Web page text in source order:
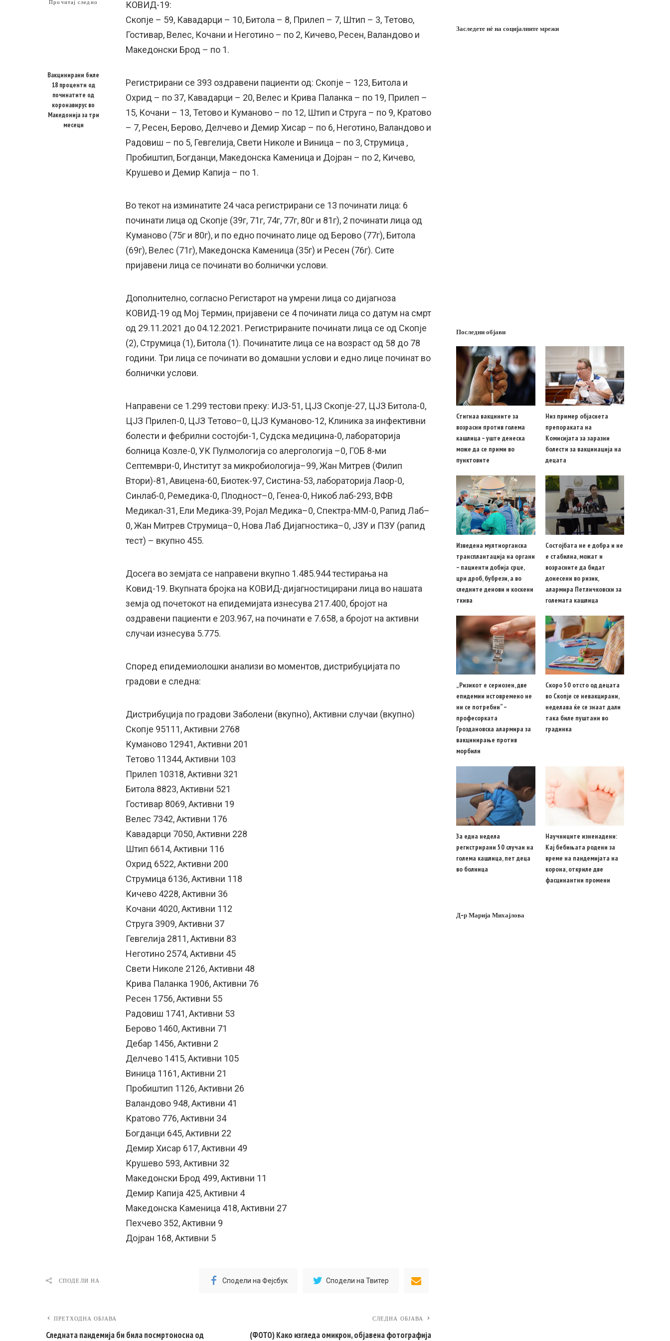
Прочитај следно
Вакцинирани биле
18 проценти од
починатите од
коронавирус во
Македонија за три
месеци
КОВИД-19:
Скопје – 59, Кавадарци – 10, Битола – 8, Прилеп – 7, Штип – 3, Тетово,
Гостивар, Велес, Кочани и Неготино – по 2, Кичево, Ресен, Валандово и
Македонски Брод – по 1.
Регистрирани сe 393 оздравени пациенти од: Скопје – 123, Битола и
Охрид – по 37, Кавадарци – 20, Велес и Крива Паланка – по 19, Прилеп –
15, Кочани – 13, Тетово и Куманово – по 12, Штип и Струга – по 9, Кратово
– 7, Ресен, Берово, Делчево и Демир Хисар – по 6, Неготино, Валандово и
Радовиш – по 5, Гевгелија, Свети Николе и Виница – по 3, Струмица ,
Пробиштип, Богданци, Македонска Каменица и Дојран – по 2, Кичево,
Крушево и Демир Капија – по 1.
Во текот на изминатите 24 часа регистрирани се 13 починати лица: 6
починати лица од Скопје (39г, 71г, 74г, 77г, 80г и 81г), 2 починати лица од
Куманово (75г и 80г), и по едно починато лице од Берово (77г), Битола
(69г), Велес (71г), Македонска Каменица (35г) и Ресен (76г). Сите
пријавени лица се починати во болнички услови.
Дополнително, согласно Регистарот на умрени лица со дијагноза
КОВИД-19 од Мој Термин, пријавени се 4 починати лица со датум на смрт
од 29.11.2021 до 04.12.2021. Регистрираните починати лица се од Скопје
(2), Струмица (1), Битола (1). Починатите лица се на возраст од 58 до 78
години. Три лица се починати во домашни услови и едно лице починат во
болнички услови.
Направени се 1.299 тестови преку: ИЈЗ-51, ЦЈЗ Скопје-27, ЦЈЗ Битола-0,
ЦЈЗ Прилеп-0, ЦЈЗ Тетово–0, ЦЈЗ Куманово-12, Клиника за инфективни
болести и фебрилни состојби-1, Судска медицина-0, лабораторија
болница Козле-0, УК Пулмологија со алергологија –0, ГОБ 8-ми
Септември-0, Институт за микробиологија–99, Жан Митрев (Филип
Втори)-81, Авицена-60, Биотек-97, Систина-53, лабораторија Лаор-0,
Синлаб-0, Ремедика-0, Плодност–0, Генеа-0, Никоб лаб-293, ВФВ
Медикал-31, Ели Медика-39, Ројал Медика–0, Спектра-ММ-0, Рапид Лаб–
0, Жан Митрев Струмица–0, Нова Лаб Дијагностика–0, ЈЗУ и ПЗУ (рапид
тест) – вкупно 455.
Досега во земјата се направени вкупно 1.485.944 тестирања на
Ковид-19. Вкупната бројка на КОВИД-дијагностицирани лица во нашата
земја од почетокот на епидемијата изнесува 217.400, бројот на
оздравени пациенти е 203.967, на починати е 7.658, а бројот на активни
случаи изнесува 5.775.
Според епидемиолошки анализи во моментов, дистрибуцијата по
градови е следна:
Дистрибуција по градови Заболени (вкупно), Активни случаи (вкупно)
Скопје 95111, Активни 2768
Куманово 12941, Активни 201
Тетово 11344, Активни 103
Прилеп 10318, Активни 321
Битола 8823, Активни 521
Гостивар 8069, Активни 19
Велес 7342, Активни 176
Кавадарци 7050, Активни 228
Штип 6614, Активни 116
Охрид 6522, Активни 200
Струмица 6136, Активни 118
Кичево 4228, Активни 36
Кочани 4020, Активни 112
Струга 3909, Активни 37
Гевгелија 2811, Активни 83
Неготино 2574, Активни 45
Свети Николе 2126, Активни 48
Крива Паланка 1906, Активни 76
Ресен 1756, Активни 55
Радовиш 1741, Активни 53
Берово 1460, Активни 71
Дебар 1456, Активни 2
Делчево 1415, Активни 105
Виница 1161, Активни 21
Пробиштип 1126, Активни 26
Валандово 948, Активни 41
Кратово 776, Активни 34
Богданци 645, Активни 22
Демир Хисар 617, Активни 49
Крушево 593, Активни 32
Македонски Брод 499, Активни 11
Демир Капија 425, Активни 4
Македонска Каменица 418, Активни 27
Пехчево 352, Активни 9
Дојран 168, Активни 5
СПОДЕЛИ НА Сподели на Фејсбук Сподели на Твитер
ПРЕТХОДНА ОБЈАВА
Следната пандемија би била посмртоносна од
СЛЕДНА ОБЈАВА
(ФОТО) Како изгледа омикрон, објавена фотографија
Заследете нѐ на социјалните мрежи
Последни објави
Стигнаа вакцините за
возрасни против голема
кашлица – уште денеска
може да се прими во
пунктовите
Низ пример објаснета
препораката на
Комисијата за заразни
болести за вакцинација на
децата
Изведена мултиорганска
трансплантација на органи
– пациенти добија срце,
црн дроб, бубрези, а во
следните денови и коскени
ткива
Состојбата не е добра и не
е стабилна, можат и
возрасните да бидат
донесени во ризик,
алармира Петличковски за
големата кашлица
„Ризикот е сериозен, две
епидемии истовремено не
ни се потребни“ –
професорката
Гроздановска алармира за
вакцинирање против
морбили
Скоро 50 отсто од децата
во Скопје се невакцирани,
неделава ќе се знаат дали
така биле пуштани во
градинка
За една недела
регистрирани 50 случаи на
голема кашлица, пет деца
во болница
Научниците изненадени:
Кај бебињата родени за
време на пандемијата на
корона, откриле две
фасцинантни промени
Д-р Марија Михајлова